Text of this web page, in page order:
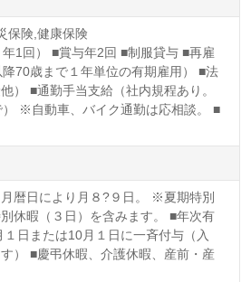
保険,健康保険
1回） ■賞与年2回 ■制服貸与 ■再雇
70歳まで１年単位の有期雇用） ■法
） ■通勤手当支給（社内規程あり。
） ※自動車、バイク通勤は応相談。 ■
暦日により月８?９日。 ※夏期特別
休暇（３日）を含みます。 ■年次有
日または10月１日に一斉付与（入
） ■慶弔休暇、介護休暇、産前・産